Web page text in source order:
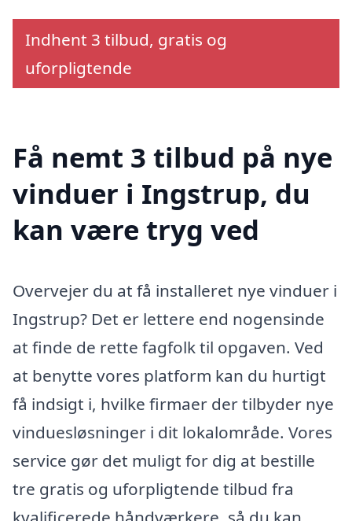
Indhent 3 tilbud, gratis og
uforpligtende
Få nemt 3 tilbud på nye
vinduer i Ingstrup, du
kan være tryg ved
Overvejer du at få installeret nye vinduer i
Ingstrup? Det er lettere end nogensinde
at finde de rette fagfolk til opgaven. Ved
at benytte vores platform kan du hurtigt
få indsigt i, hvilke firmaer der tilbyder nye
vinduesløsninger i dit lokalområde. Vores
service gør det muligt for dig at bestille
tre gratis og uforpligtende tilbud fra